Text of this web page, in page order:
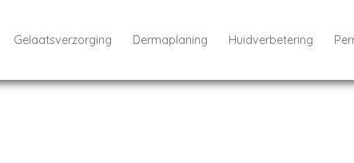
Gelaatsverzorging Dermaplaning Huidverbetering